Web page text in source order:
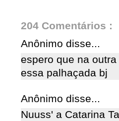
204 Comentários :
Anônimo disse...
espero que na
essa palhaçada bj
Anônimo disse...
Nuuss' a Catarina